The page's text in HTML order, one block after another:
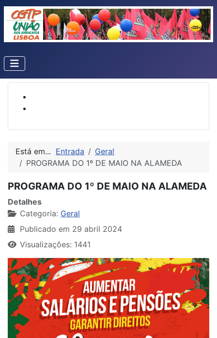
Está em... Entrada
Geral
PROGRAMA DO 1º DE MAIO NA ALAMEDA
PROGRAMA DO 1º DE MAIO NA ALAMEDA
Detalhes
Categoria: Geral
Publicado em 29 abril 2024
Visualizações: 1441